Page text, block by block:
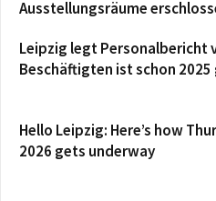
Ausstellungsräume
Leipzig legt Personalbericht
Beschäftigten ist schon 2025
Hello Leipzig: Here’s how
2026 gets underway